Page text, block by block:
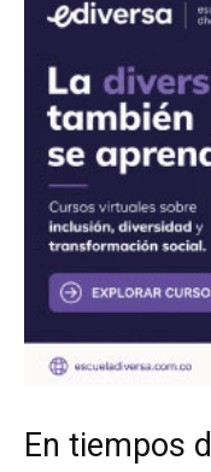
En tiempos